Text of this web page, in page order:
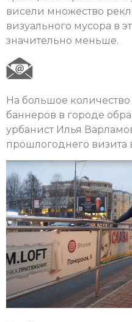
висели множество
визуального мусора в
значительно меньше.
На большое
баннеров в городе
урбанист Илья
прошлогоднего визита